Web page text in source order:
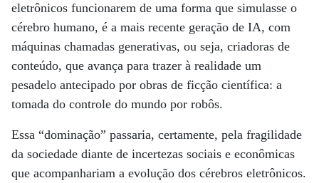
eletrônicos funcionarem de uma forma que simulasse o
cérebro humano, é a mais recente geração de IA, com
máquinas chamadas generativas, ou seja, criadoras de
conteúdo, que avança para trazer à realidade um
pesadelo antecipado por obras de ficção científica: a
tomada do controle do mundo por robôs.
Essa “dominação” passaria, certamente, pela fragilidade
da sociedade diante de incertezas sociais e econômicas
que acompanhariam a evolução dos cérebros eletrônicos.